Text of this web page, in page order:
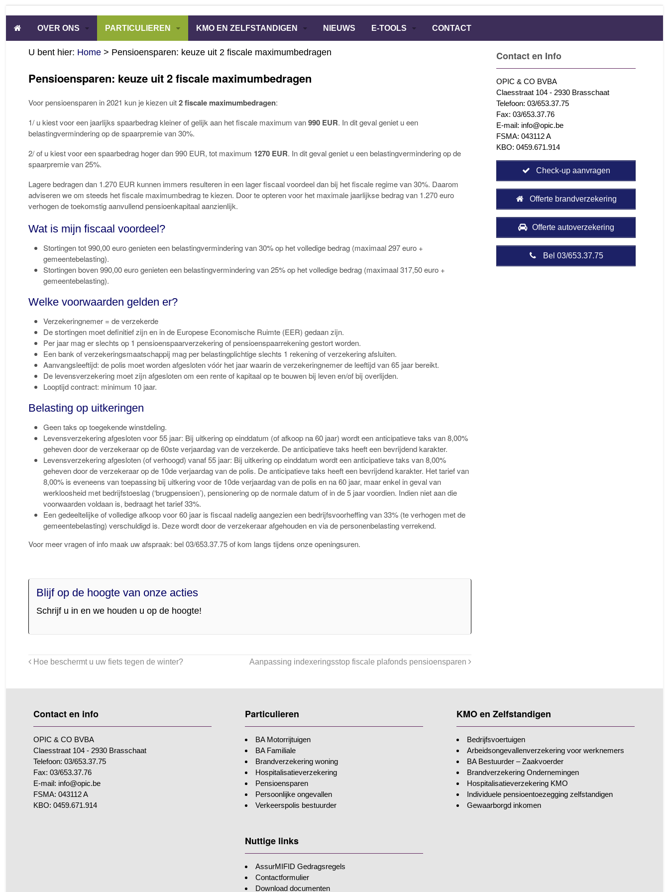
OVER ONS PARTICULIEREN KMO EN ZELFSTANDIGEN NIEUWS E-TOOLS CONTACT
U bent hier: Home > Pensioensparen: keuze uit 2 fiscale maximumbedragen
Pensioensparen: keuze uit 2 fiscale maximumbedragen
Voor pensioensparen in 2021 kun je kiezen uit2 fiscale maximumbedragen:
1/ u kiest voor een jaarlijks spaarbedrag kleiner of gelijk aan het fiscale maximum van990 EUR. In dit geval geniet u een
belastingvermindering op de spaarpremie van 30%.
2/ of u kiest voor een spaarbedrag hoger dan 990 EUR, tot maximum 1270 EUR. In dit geval geniet u een belastingvermindering op de
spaarpremie van 25%.
Lagere bedragen dan 1.270 EUR kunnen immers resulteren in een lager fiscaal voordeel dan bij het fiscale regime van 30%. Daarom
adviseren we om steeds het fiscale maximumbedrag te kiezen. Door te opteren voor het maximale jaarlijkse bedrag van 1.270 euro
verhogen de toekomstig aanvullend pensioenkapitaal aanzienlijk.
Wat is mijn fiscaal voordeel?
Stortingen tot 990,00 euro genieten een belastingvermindering van 30% op het volledige bedrag (maximaal 297 euro +
gemeentebelasting).
Stortingen boven 990,00 euro genieten een belastingvermindering van 25% op het volledige bedrag (maximaal 317,50 euro +
gemeentebelasting).
Welke voorwaarden gelden er?
Verzekeringnemer = de verzekerde
De stortingen moet definitief zijn en in de Europese Economische Ruimte (EER) gedaan zijn.
Per jaar mag er slechts op 1 pensioenspaarverzekering of pensioenspaarrekening gestort worden.
Een bank of verzekeringsmaatschappij mag per belastingplichtige slechts 1 rekening of verzekering afsluiten.
Aanvangsleeftijd: de polis moet worden afgesloten vóór het jaar waarin de verzekeringnemer de leeftijd van 65 jaar bereikt.
De levensverzekering moet zijn afgesloten om een rente of kapitaal op te bouwen bij leven en/of bij overlijden.
Looptijd contract: minimum 10 jaar.
Belasting op uitkeringen
Geen taks op toegekende winstdeling.
Levensverzekering afgesloten voor 55 jaar: Bij uitkering op einddatum (of afkoop na 60 jaar) wordt een anticipatieve taks van 8,00%
geheven door de verzekeraar op de 60ste verjaardag van de verzekerde. De anticipatieve taks heeft een bevrijdend karakter.
Levensverzekering afgesloten (of verhoogd) vanaf 55 jaar: Bij uitkering op einddatum wordt een anticipatieve taks van 8,00%
geheven door de verzekeraar op de 10de verjaardag van de polis. De anticipatieve taks heeft een bevrijdend karakter. Het tarief van
8,00% is eveneens van toepassing bij uitkering voor de 10de verjaardag van de polis en na 60 jaar, maar enkel in geval van
werkloosheid met bedrijfstoeslag (‘brugpensioen’), pensionering op de normale datum of in de 5 jaar voordien. Indien niet aan die
voorwaarden voldaan is, bedraagt het tarief 33%.
Een gedeeltelijke of volledige afkoop voor 60 jaar is fiscaal nadelig aangezien een bedrijfsvoorheffing van 33% (te verhogen met de
gemeentebelasting) verschuldigd is. Deze wordt door de verzekeraar afgehouden en via de personenbelasting verrekend.
Voor meer vragen of info maak uw afspraak: bel 03/653.37.75 of kom langs tijdens onze openingsuren.
Blijf op de hoogte van onze acties
Schrijf u in en we houden u op de hoogte!
Hoe beschermt u uw fiets tegen de winter? Aanpassing indexeringsstop fiscale plafonds pensioensparen
Contact en Info
OPIC & CO BVBA
Claesstraat 104 - 2930 Brasschaat
Telefoon: 03/653.37.75
Fax: 03/653.37.76
E-mail: info@opic.be
FSMA: 043112 A
KBO: 0459.671.914
Check-up aanvragen
Offerte brandverzekering
Offerte autoverzekering
Bel 03/653.37.75
Contact en info
OPIC & CO BVBA
Claesstraat 104 - 2930 Brasschaat
Telefoon: 03/653.37.75
Fax: 03/653.37.76
E-mail: info@opic.be
FSMA: 043112 A
KBO: 0459.671.914
Particulieren
BA Motorrijtuigen
BA Familiale
Brandverzekering woning
Hospitalisatieverzekering
Pensioensparen
Persoonlijke ongevallen
Verkeerspolis bestuurder
Nuttige links
AssurMIFID Gedragsregels
Contactformulier
Download documenten
KMO en Zelfstandigen
Bedrijfsvoertuigen
Arbeidsongevallenverzekering voor werknemers
BA Bestuurder – Zaakvoerder
Brandverzekering Ondernemingen
Hospitalisatieverzekering KMO
Individuele pensioentoezegging zelfstandigen
Gewaarborgd inkomen